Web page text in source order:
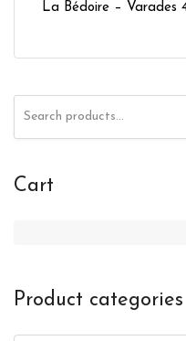
La Bédoire – Varades
Cart
Product categories